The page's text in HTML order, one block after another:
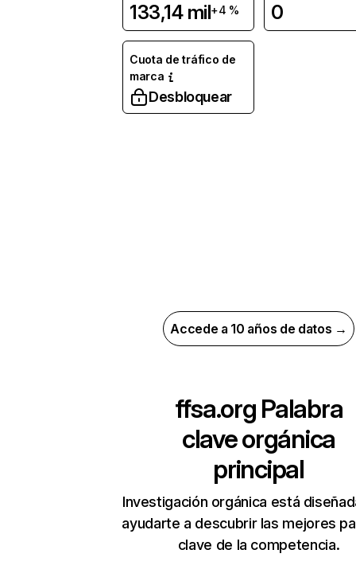
133,14 mil+4 % 0
Cuota de tráfico de
marca
Desbloquear
Accede a 10 años de datos →
ffsa.org Palabra
clave orgánica
principal
Investigación orgánica está
ayudarte a descubrir las mejores
clave de la competencia.